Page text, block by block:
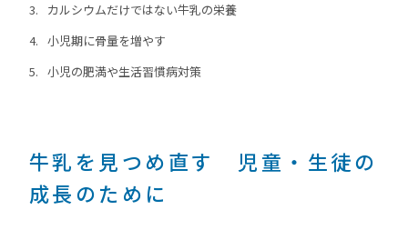
カルシウムだけではない牛乳の栄養
小児期に骨量を増やす
小児の肥満や生活習慣病対策
牛乳を見つめ直す 児童・生徒の
成長のために